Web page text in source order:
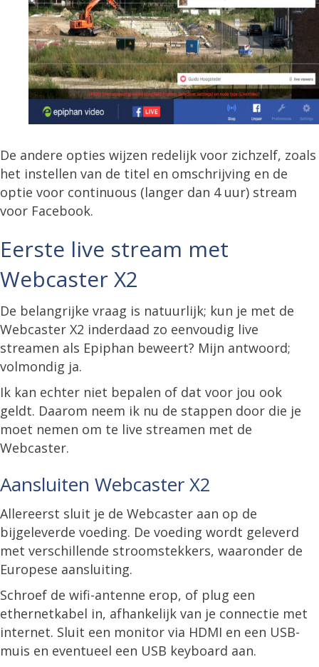
De andere opties wijzen redelijk voor zichzelf, zoals
het instellen van de titel en omschrijving en de
optie voor continuous (langer dan 4 uur) stream
voor Facebook.
Eerste live stream met
Webcaster X2
De belangrijke vraag is natuurlijk; kun je met de
Webcaster X2 inderdaad zo eenvoudig live
streamen als Epiphan beweert? Mijn antwoord;
volmondig ja.
Ik kan echter niet bepalen of dat voor jou ook
geldt. Daarom neem ik nu de stappen door die je
moet nemen om te live streamen met de
Webcaster.
Aansluiten Webcaster X2
Allereerst sluit je de Webcaster aan op de
bijgeleverde voeding. De voeding wordt geleverd
met verschillende stroomstekkers, waaronder de
Europese aansluiting.
Schroef de wifi-antenne erop, of plug een
ethernetkabel in, afhankelijk van je connectie met
internet. Sluit een monitor via HDMI en een USB-
muis en eventueel een USB keyboard aan.